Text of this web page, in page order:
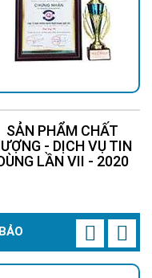
SẢN PHẨM CHẤT
- DỊCH VỤ TIN
LẦN VII - 2020